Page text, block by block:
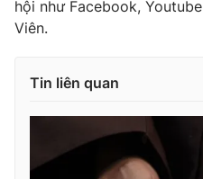
Thị trường 24h
VTV9
Liên hệ tòa soạn
hội như Facebook,
Viên.
Tin liên quan